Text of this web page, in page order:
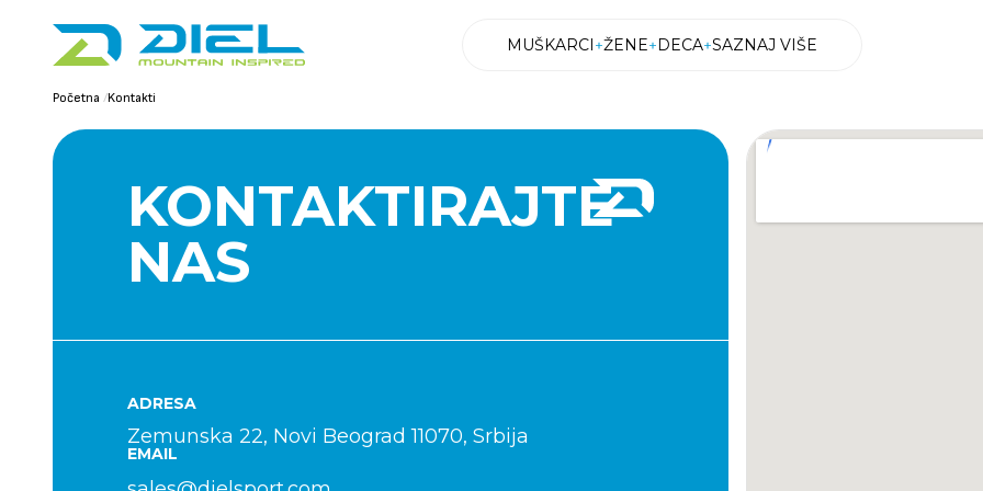
MUŠKARCI ŽENE DECA SAZNAJ VIŠE
SAZNAJ VIŠE
Početna /Kontakti
KONTAKTIRAJTE
NAS
ADRESA
Zemunska 22, Novi Beograd 11070, Srbija
EMAIL